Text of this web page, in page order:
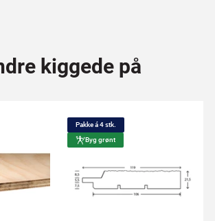
kiggede på
Pakke á 4 stk.
Byg grønt